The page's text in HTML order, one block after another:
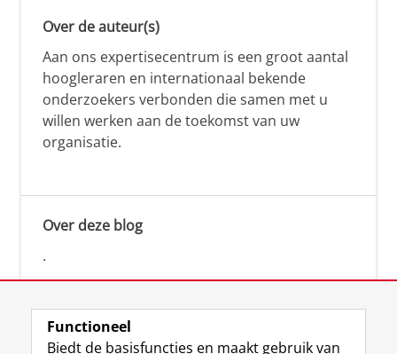
Over de auteur(s)
Aan ons expertisecentrum is een groot aantal
hoogleraren en internationaal bekende
onderzoekers verbonden die samen met u
willen werken aan de toekomst van uw
organisatie.
Over deze blog
.
Functioneel
Biedt de basisfuncties en maakt gebruik van